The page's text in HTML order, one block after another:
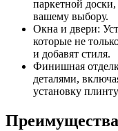
паркетной
вашему выбору.
Окна и двери:
которые не
и добавят стиля.
Финишная
деталями,
установку